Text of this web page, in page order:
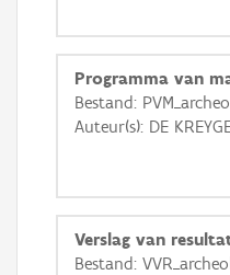
Basis Lagen
Ortho
GRB-Basiskaart
Programma van
Bestand:
Auteur(s): DE
Verslag van
Bestand: